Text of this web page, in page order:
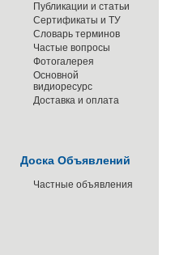
Публикации и статьи
Сертификаты и ТУ
Словарь терминов
Частые вопросы
Фотогалерея
Основной
видиоресурс
Доставка и оплата
Доска Объявлений
Частные объявления